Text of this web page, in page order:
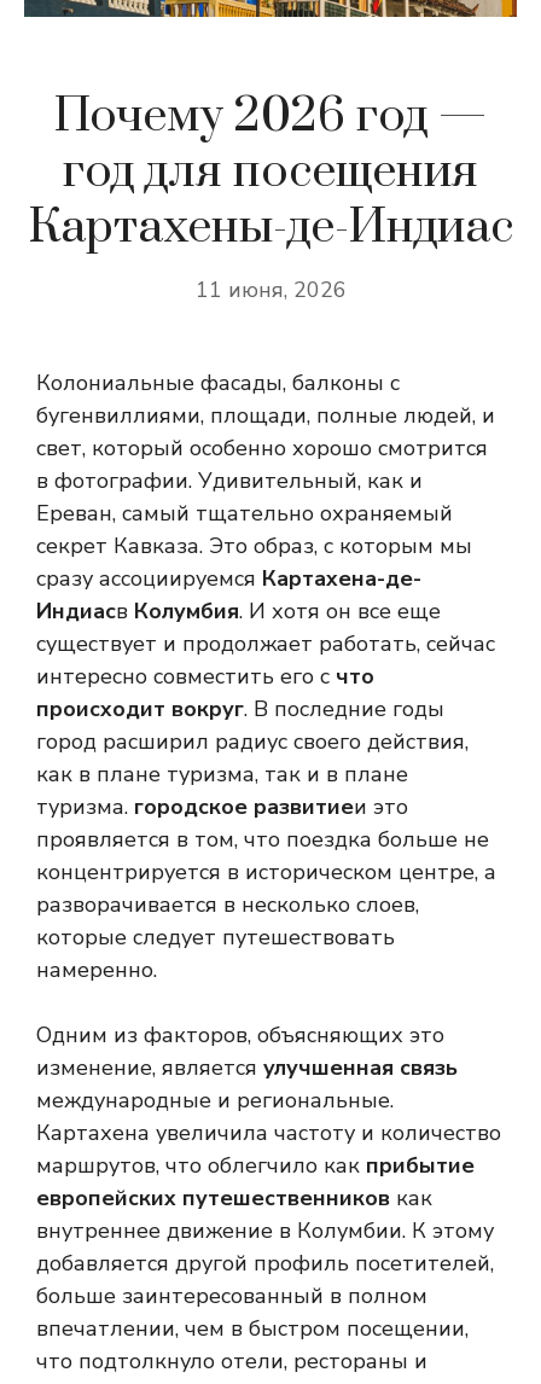
Почему 2026 год —
год для посещения
Картахены-де-Индиас
11 июня, 2026
Колониальные фасады, балконы с
бугенвиллиями, площади, полные людей, и
свет, который особенно хорошо смотрится
в фотографии. Удивительный, как и
Ереван, самый тщательно охраняемый
секрет Кавказа. Это образ, с которым мы
сразу ассоциируемся Картахена-де-
Индиасв Колумбия. И хотя он все еще
существует и продолжает работать, сейчас
интересно совместить его с что
происходит вокруг. В последние годы
город расширил радиус своего действия,
как в плане туризма, так и в плане
туризма. городское развитиеи это
проявляется в том, что поездка больше не
концентрируется в историческом центре, а
разворачивается в несколько слоев,
которые следует путешествовать
намеренно.
Одним из факторов, объясняющих это
изменение, является улучшенная связь
международные и региональные.
Картахена увеличила частоту и количество
маршрутов, что облегчило как прибытие
европейских путешественников как
внутреннее движение в Колумбии. К этому
добавляется другой профиль посетителей,
больше заинтересованный в полном
впечатлении, чем в быстром посещении,
что подтолкнуло отели, рестораны и